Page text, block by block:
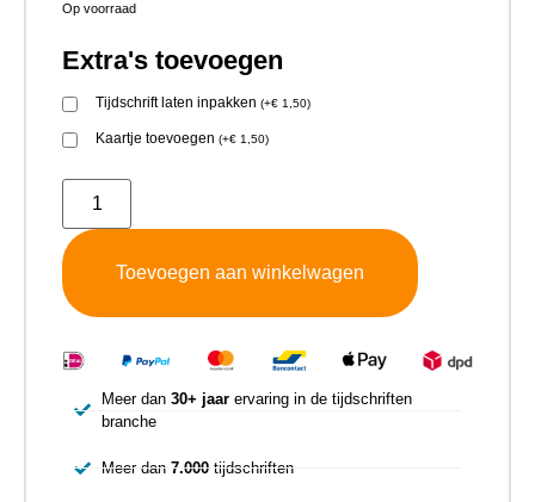
Op voorraad
Extra's toevoegen
Tijdschrift laten inpakken (+€ 1,50)
Kaartje toevoegen (+€ 1,50)
Toevoegen aan winkelwagen
Meer dan 30+ jaarervaring in de tijdschriften
branche
Meer dan 7.000tijdschriften